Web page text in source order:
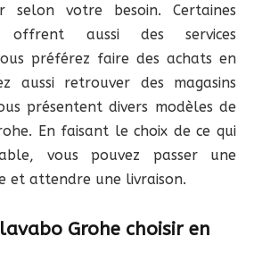
votre besoin. Certaines
offrent aussi des services
préférez faire des achats en
aussi retrouver des magasins
présentent divers modèles de
En faisant le choix de ce qui
vous pouvez passer une
et attendre une livraison.
Grohe choisir en